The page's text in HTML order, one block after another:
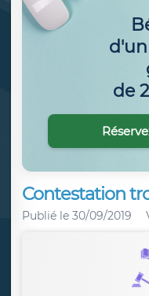
Contestation
Publié le 30/09/2019
de